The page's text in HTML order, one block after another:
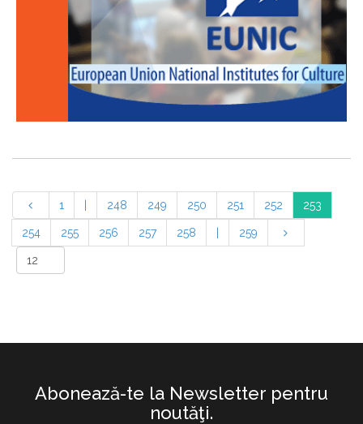
1 248 249 250 251 252 253
254 255 256 257 258 259
Abonează-te la Newsletter pentru
noutăţi.